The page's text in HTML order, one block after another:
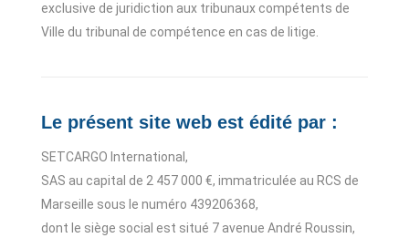
exclusive de juridiction aux tribunaux compétents de
Ville du tribunal de compétence en cas de litige.
Le présent site web est édité par :
SETCARGO International,
SAS au capital de 2 457 000 €, immatriculée au RCS de
Marseille sous le numéro 439206368,
dont le siège social est situé 7 avenue André Roussin,